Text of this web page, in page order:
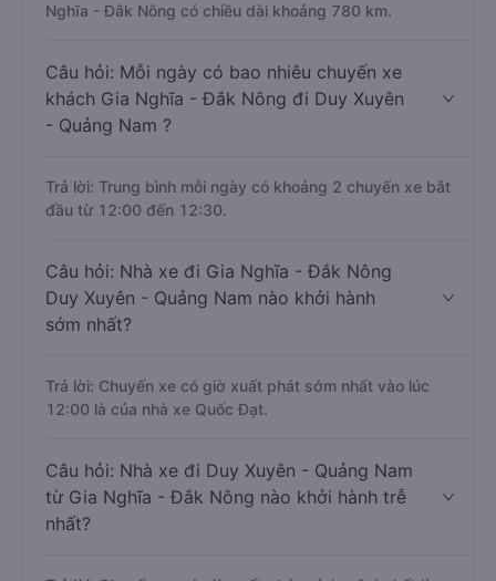
Nghĩa - Đắk Nông có chiều dài khoảng 780 km.
Câu hỏi: Mỗi ngày có bao nhiêu chuyến xe
khách Gia Nghĩa - Đắk Nông đi Duy Xuyên
- Quảng Nam ?
Trả lời: Trung bình mỗi ngày có khoảng 2 chuyến xe bắt
đầu từ 12:00 đến 12:30.
Câu hỏi: Nhà xe đi Gia Nghĩa - Đắk Nông
Duy Xuyên - Quảng Nam nào khởi hành
sớm nhất?
Trả lời: Chuyến xe có giờ xuất phát sớm nhất vào lúc
12:00 là của nhà xe Quốc Đạt.
Câu hỏi: Nhà xe đi Duy Xuyên - Quảng Nam
từ Gia Nghĩa - Đắk Nông nào khởi hành trễ
nhất?